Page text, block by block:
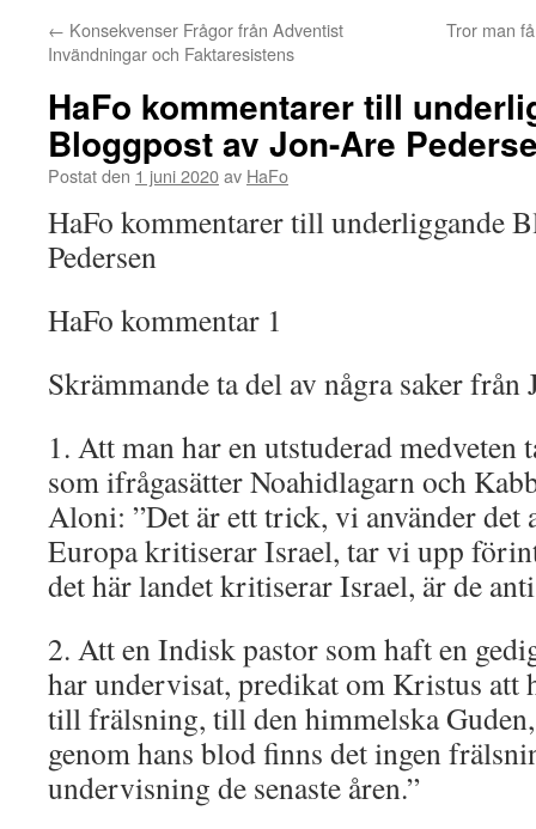
← Konsekvenser Frågor från Adventist
Invändningar och Faktaresistens
Tror man
HaFo kommentarer till
Bloggpost av Jon-Are
Postat den 1 juni 2020av HaFo
HaFo kommentarer till underliggande
Pedersen
HaFo kommentar 1
Skrämmande ta del av några saker
1. Att man har en utstuderad medveten
som ifrågasätter Noahidlagarn och
Aloni: ”Det är ett trick, vi använder det
Europa kritiserar Israel, tar vi upp
det här landet kritiserar Israel, är de
2. Att en Indisk pastor som haft en
har undervisat, predikat om Kristus att
till frälsning, till den himmelska
genom hans blod finns det ingen
undervisning de senaste åren.”